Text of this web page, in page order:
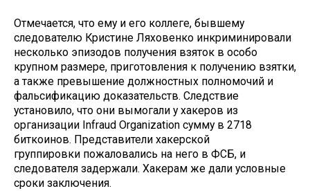
Отмечается, что ему и его коллеге, бывшему
следователю Кристине Ляховенко инкриминировали
несколько эпизодов получения взяток в особо
крупном размере, приготовления к получению взятки,
а также превышение должностных полномочий и
фальсификацию доказательств. Следствие
установило, что они вымогали у хакеров из
организации Infraud Organization сумму в 2718
биткоинов. Представители хакерской
группировки пожаловались на него в ФСБ, и
следователя задержали. Хакерам же дали условные
сроки заключения.